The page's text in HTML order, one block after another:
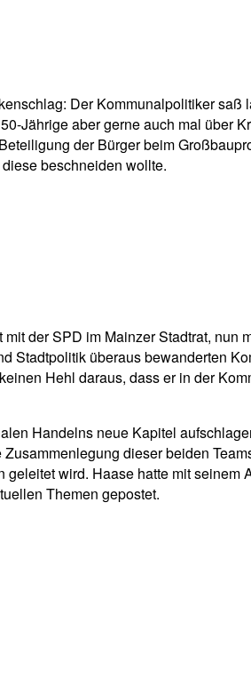
Der Kommunalpolitiker saß
Jährige aber gerne auch mal über
der Bürger beim
beschneiden wollte.
der SPD im Mainzer Stadtrat, nun
Stadtpolitik überaus bewanderten
Hehl daraus, dass er in der
Handelns neue Kapitel
dieser beiden
wird. Haase hatte mit seinem
Themen gepostet.